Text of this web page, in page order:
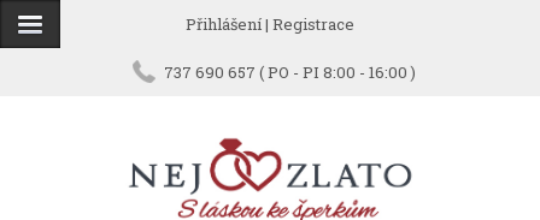
Přihlášení| Registrace
737 690 657 ( PO - PI 8:00 - 16:00 )